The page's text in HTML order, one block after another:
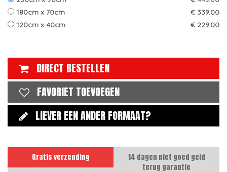
180cm x 70cm
€ 339.00
120cm x 40cm
€ 229.00
DIRECT BESTELLEN
FAVORIET TOEVOEGEN
LIEVER EEN ANDER FORMAAT?
Gratis verzending
14 dagen niet goed geld
terug garantie